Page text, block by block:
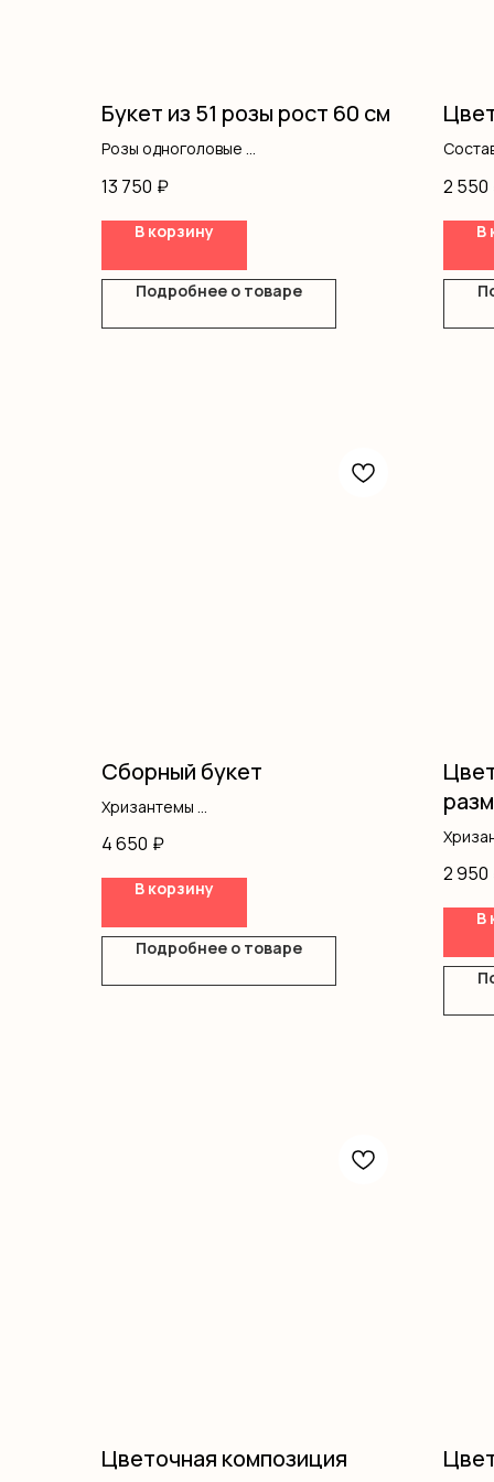
Букет из 51 розы рост 60 см
Розы одноголовые
13 750 ₽
В корзину
Подробнее о товаре
2 550
В
Сборный букет
Хризантемы
Альстромерия
Писташ
Оформление
4 650 ₽
В корзину
Подробнее о товаре
Роза
2 950
В
Цветочная композиция